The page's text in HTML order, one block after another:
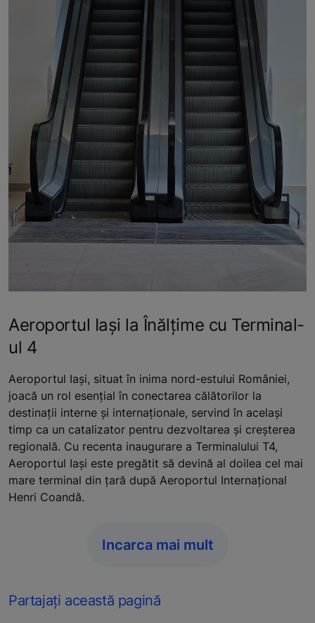
Aeroportul Iași la Înălțime cu Terminal-
ul 4
Aeroportul Iași, situat în inima nord-estului României,
joacă un rol esențial în conectarea călătorilor la
destinații interne și internaționale, servind în același
timp ca un catalizator pentru dezvoltarea și creșterea
regională. Cu recenta inaugurare a Terminalului T4,
Aeroportul Iași este pregătit să devină al doilea cel mai
mare terminal din țară după Aeroportul Internațional
Henri Coandă.
Incarca mai mult
Partajați această pagină